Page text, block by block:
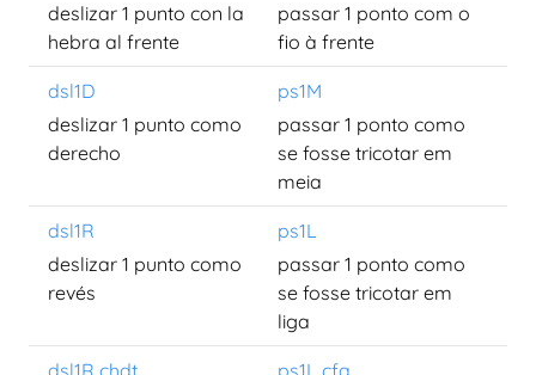
deslizar 1 punto con la
hebra al frente
passar 1 ponto com o
fio à frente
dsl1D
ps1M
deslizar 1 punto como
derecho
passar 1 ponto como
se fosse tricotar em
meia
dsl1R
ps1L
deslizar 1 punto como
revés
passar 1 ponto como
se fosse tricotar em
liga
dsl1R chdt ps1L cfa